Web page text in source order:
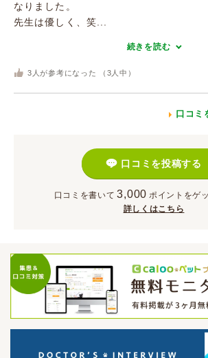
なりました。
先生は優しく、笑...
続きを読む
3 人が参考になった （ 3 人中）
口コミ
口コミを投稿する
口コミを書いて 3,000 ポイント をゲ
詳しくはこちら